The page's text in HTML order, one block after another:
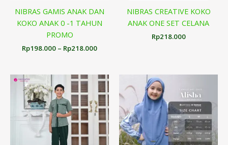
NIBRAS GAMIS ANAK DAN
KOKO ANAK 0 -1 TAHUN
PROMO
Rp198.000 – Rp218.000
NIBRAS CREATIVE KOKO
ANAK ONE SET CELANA
Rp218.000
Rentang
harga:
Rp219.000
hingga
Rp229.000